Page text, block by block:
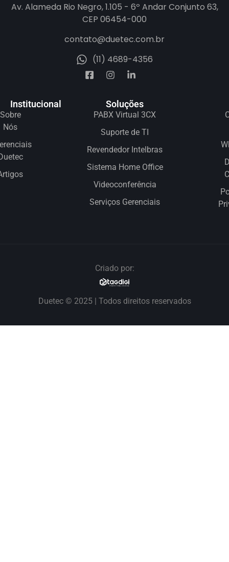
Av. Alameda Rio Negro, 1.105 - 6º Andar Conjunto 63,
CEP 06454-000
contato@duetec.com.br
(11) 4689-4356
Institucional
Sobre
Nós
Soluções
PABX Virtual 3CX
Suporte de TI
Revendedor Intelbras
Sistema Home Office
Videoconferência
Serviços Gerenciais
Criado por:
Duetec © 2025 | Todos direitos reservados